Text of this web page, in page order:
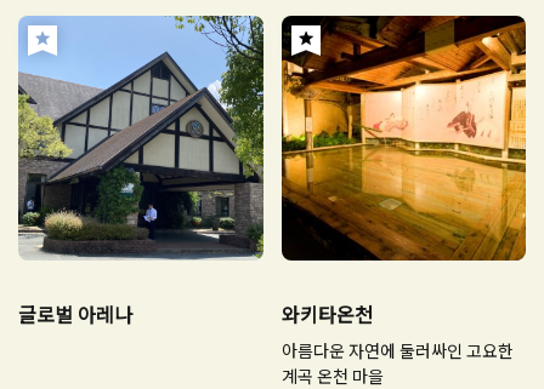
글로벌 아레나 와키타온천
아름다운 자연에 둘러싸인 고요한
계곡 온천 마을